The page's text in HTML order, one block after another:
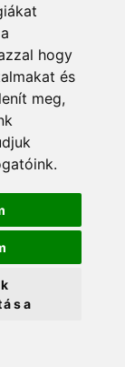
hogy
és
meg,
porcelán
mintával, 27
es